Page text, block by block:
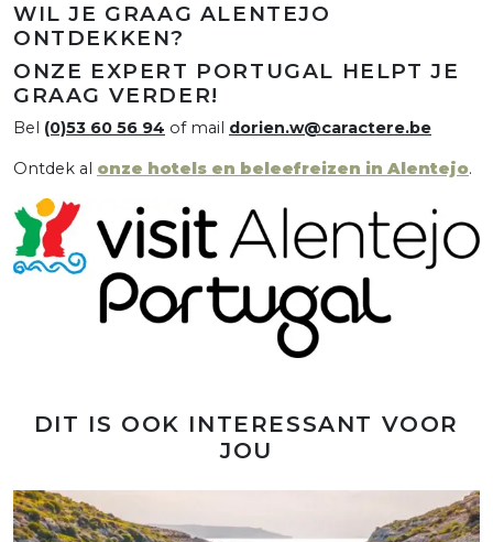
WIL JE GRAAG ALENTEJO
ONTDEKKEN?
ONZE EXPERT PORTUGAL HELPT JE
GRAAG VERDER!
Bel (0)53 60 56 94 of mail dorien.w@caractere.be
Ontdek al onze hotels en beleefreizen in Alentejo.
DIT IS OOK INTERESSANT VOOR
JOU